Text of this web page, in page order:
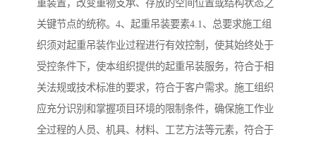
重装置，改变重物支承、存放的空间位置或结构状态之
关键节点的统称。4、起重吊装要素4.1、总要求施工组
织须对起重吊装作业过程进行有效控制，使其始终处于
受控条件下，使本组织提供的起重吊装服务，符合于相
关法规或技术标准的要求，符合于客户需求。施工组织
应充分识别和掌握项目环境的限制条件，确保施工作业
全过程的人员、机具、材料、工艺方法等元素，符合于